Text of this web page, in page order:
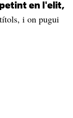
en l'elit,
i on pugui